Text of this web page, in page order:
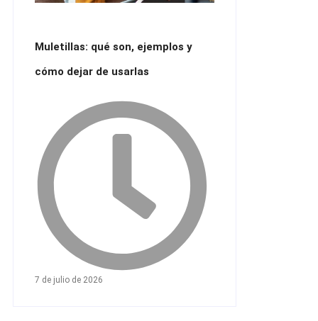
Muletillas: qué son, ejemplos y
cómo dejar de usarlas
7 de julio de 2026